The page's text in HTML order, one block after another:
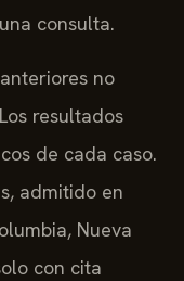
consulta.
no
resultados
de cada caso.
admitido en
Nueva
con cita